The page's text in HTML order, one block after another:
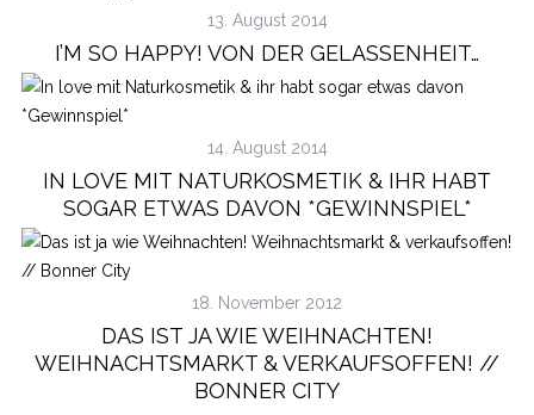
13. August 2014
I’M SO HAPPY! VON DER GELASSENHEIT…
14. August 2014
IN LOVE MIT NATURKOSMETIK & IHR HABT
SOGAR ETWAS DAVON *GEWINNSPIEL*
18. November 2012
DAS IST JA WIE WEIHNACHTEN!
WEIHNACHTSMARKT & VERKAUFSOFFEN! //
BONNER CITY